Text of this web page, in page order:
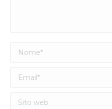
Nome *
Email *
Sito web